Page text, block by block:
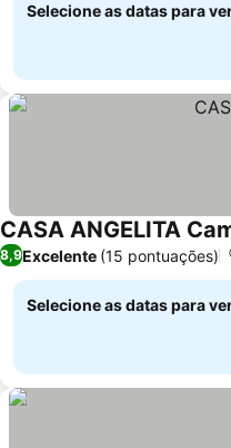
Selecione as datas para
CASA ANGELITA
8,9Excelente (15 pontuações)
Selecione as datas para